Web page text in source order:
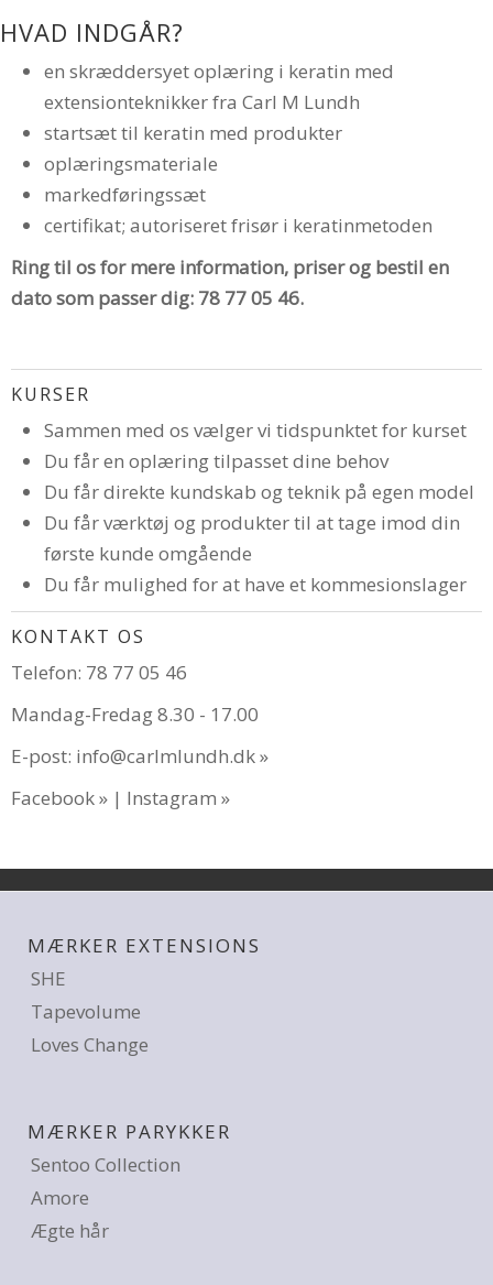
HVAD INDGÅR?
en skræddersyet oplæring i keratin med
extensionteknikker fra Carl M Lundh
startsæt til keratin med produkter
oplæringsmateriale
markedføringssæt
certifikat; autoriseret frisør i keratinmetoden
Ring til os for mere information, priser og bestil en
dato som passer dig: 78 77 05 46.
KURSER
Sammen med os vælger vi tidspunktet for kurset
Du får en oplæring tilpasset dine behov
Du får direkte kundskab og teknik på egen model
Du får værktøj og produkter til at tage imod din
første kunde omgående
Du får mulighed for at have et kommesionslager
KONTAKT OS
Telefon: 78 77 05 46
Mandag-Fredag 8.30 - 17.00
E-post: info@carlmlundh.dk
Facebook
| Instagram
MÆRKER EXTENSIONS
SHE
Tapevolume
Loves Change
MÆRKER PARYKKER
Sentoo Collection
Amore
Ægte hår